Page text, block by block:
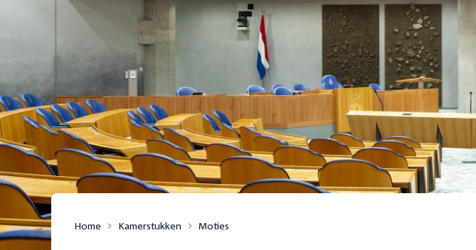
Home Kamerstukken Moties